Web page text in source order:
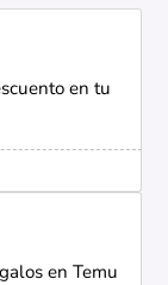
en tu
en Temu